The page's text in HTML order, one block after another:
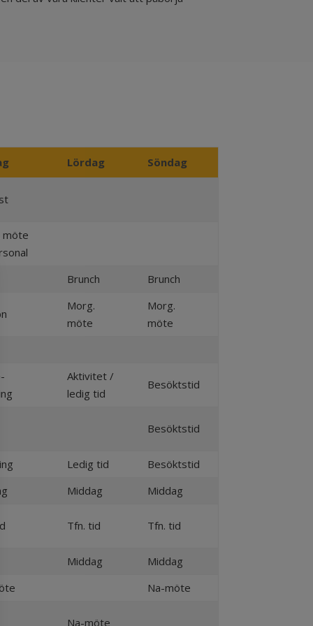
Lördag Söndag
möte
Brunch Brunch
Morg.
möte
Morg.
möte
Aktivitet /
ledig tid
Besöktstid
Besöktstid
Ledig tid
Besöktstid
Middag
Middag
Tfn. tid Tfn. tid
Middag
Middag
Na-möte
Na-möte